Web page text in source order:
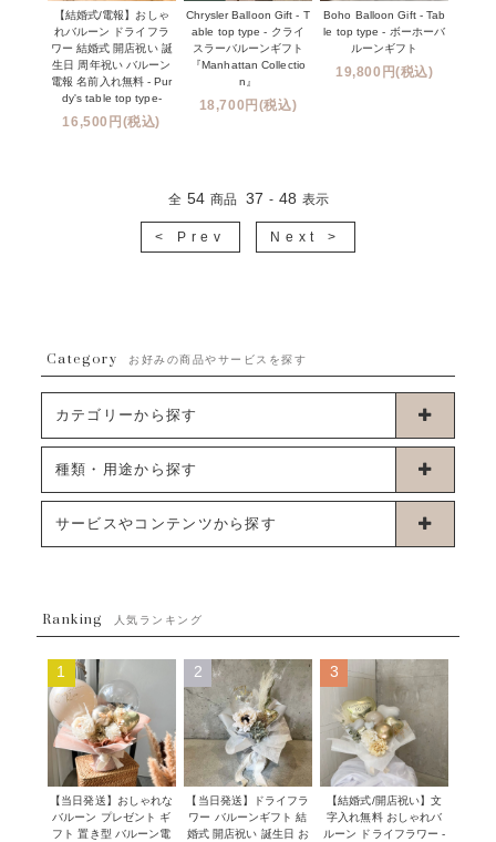
【結婚式/電報】おしゃ
れバルーン ドライフラ
ワー 結婚式 開店祝い 誕
生日 周年祝い バルーン
電報 名前入れ無料 - Pur
dy's table top type-
16,500円(税込)
Chrysler Balloon Gift - T
able top type - クライ
スラーバルーンギフト
『Manhattan Collectio
n』
18,700円(税込)
Boho Balloon Gift - Tab
le top type - ボーホーバ
ルーンギフト
19,800円(税込)
全 54 商品 37 - 48 表示
< Prev Next >
Category お好みの商品やサービスを探す
カテゴリーから探す
卓上タイプバルーン
ブーケタイプバルーン
ムーンリットバルーン
コンフェッティバルーン
フリンジバルーン
デコレーションセット
プロップスバルーン
種類・用途から探す
お誕生日
開店・周年祝い
発表会・劇場
その他お祝い
クリスマス
サービスやコンテンツから探す
発送について
Q&A
メッセージカード・電報について
オーダーメイドについて
セミオーダーについて
フリンジバルーンについて
Ranking 人気ランキング
1
【当日発送】おしゃれな
バルーン プレゼント ギ
フト 置き型 バルーン電
2
【当日発送】ドライフラ
ワー バルーンギフト 結
婚式 開店祝い 誕生日 お
3
【結婚式/開店祝い】文
字入れ無料 おしゃれバ
ルーン ドライフラワー -